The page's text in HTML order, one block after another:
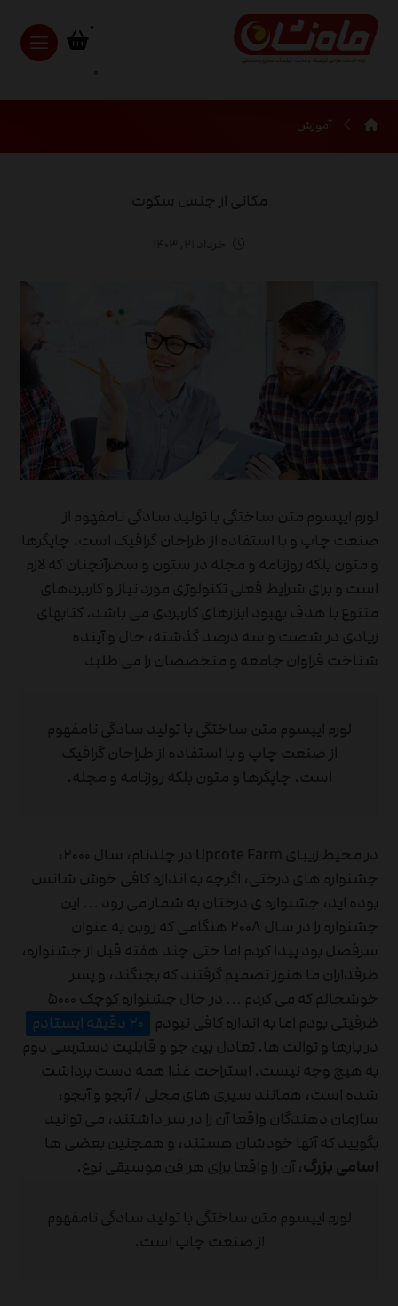
آموزش
مکانی از جنس سکوت
لورم ایپسوم متن ساختگی با تولید سادگی نامفهوم از
صنعت چاپ و با استفاده از طراحان گرافیک است. چاپگرها
و متون بلکه روزنامه و مجله در ستون و سطرآنچنان که لازم
است و برای شرایط فعلی تکنولوژی مورد نیاز و کاربردهای
متنوع با هدف بهبود ابزارهای کاربردی می باشد. کتابهای
زیادی در شصت و سه درصد گذشته، حال و آینده
شناخت فراوان جامعه و متخصصان را می طلبد
در محیط زیبای Upcote Farm در چلدنام، سال ۲۰۰۰،
جشنواره های درختی، اگرچه به اندازه کافی خوش شانس
بوده اید، جشنواره ی درختان به شمار می رود … این
جشنواره را در سال ۲۰۰۸ هنگامی که روبن به عنوان
سرفصل بود پیدا کردم اما حتی چند هفته قبل از جشنواره،
طرفداران ما هنوز تصمیم گرفتند که بجنگند، و پسر
خوشحالم که می کردم … در حال جشنواره کوچک ۵۰۰۰
ظرفیتی بودم اما به اندازه کافی نبودم ۲۰ دقیقه ایستادم
در بارها و توالت ها. تعادل بین جو و قابلیت دسترسی دوم
به هیچ وجه نیست. استراحت غذا همه دست برداشت
شده است، همانند سیری های محلی / آبجو و آبجو،
سازمان دهندگان واقعا آن را در سر داشتند، می توانید
بگویید که آنها خودشان هستند، و همچنین بعضی ها
اسامی بزرگ، آن را واقعا برای هر فن موسیقی نوع.